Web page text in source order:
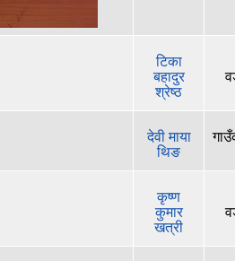
टिका
बहादुर
श्रेष्‍ठ
देवी माया
थिङ
कृष्ण
कुमार
खत्री